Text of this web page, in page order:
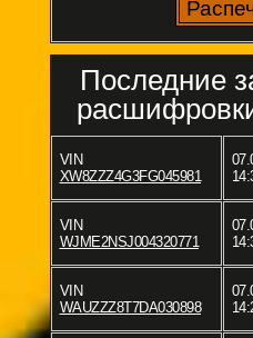
Последние
VIN
XW8ZZZ4G3FG045981
VIN
WJME2NSJ004320771
VIN
WAUZZZ8T7DA030898